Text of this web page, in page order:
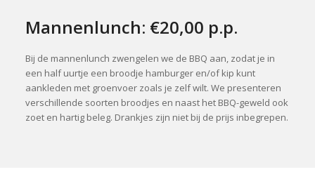
Mannenlunch: €20,00 p.p.
Bij de mannenlunch zwengelen we de BBQ aan, zodat je in
een half uurtje een broodje hamburger en/of kip kunt
aankleden met groenvoer zoals je zelf wilt. We presenteren
verschillende soorten broodjes en naast het BBQ-geweld ook
zoet en hartig beleg. Drankjes zijn niet bij de prijs inbegrepen.